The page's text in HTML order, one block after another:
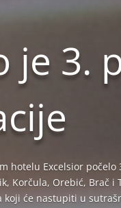
je 3.
hotelu Excelsior
Korčula, Orebić, Brač
će nastupiti u